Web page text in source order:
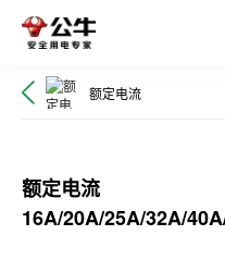
额定电流
额定电流
16A/20A/25A/32A/